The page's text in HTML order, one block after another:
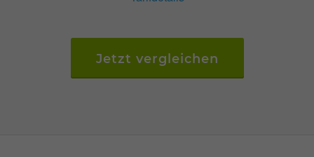
Jetzt vergleichen